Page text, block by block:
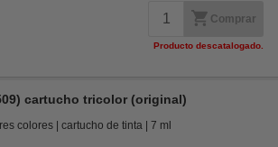
Comprar
Producto descatalogado.
cartucho tricolor (original)
colores cartucho de tinta 7 ml